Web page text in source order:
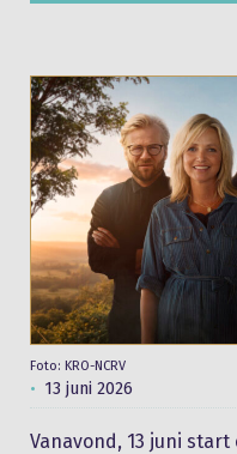
Foto: KRO-NCRV
13 juni 2026
Vanavond, 13 juni